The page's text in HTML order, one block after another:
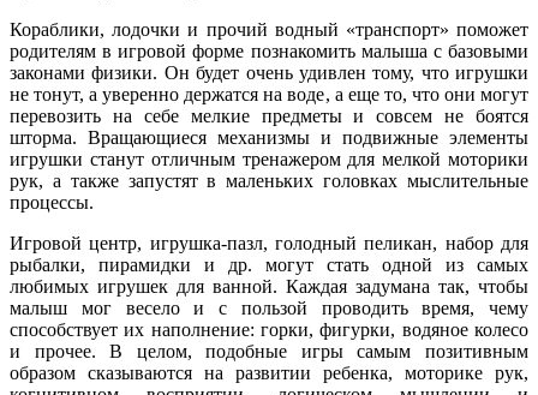
Кораблики, лодочки и прочий водный «транспорт» поможет
родителям в игровой форме познакомить малыша с базовыми
законами физики. Он будет очень удивлен тому, что игрушки
не тонут, а уверенно держатся на воде, а еще то, что они могут
перевозить на себе мелкие предметы и совсем не боятся
шторма. Вращающиеся механизмы и подвижные элементы
игрушки станут отличным тренажером для мелкой моторики
рук, а также запустят в маленьких головках мыслительные
процессы.
Игровой центр, игрушка-пазл, голодный пеликан, набор для
рыбалки, пирамидки и др. могут стать одной из самых
любимых игрушек для ванной. Каждая задумана так, чтобы
малыш мог весело и с пользой проводить время, чему
способствует их наполнение: горки, фигурки, водяное колесо
и прочее. В целом, подобные игры самым позитивным
образом сказываются на развитии ребенка, моторике рук,